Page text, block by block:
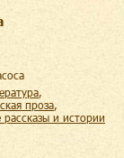
,
проза,
рассказы и истории